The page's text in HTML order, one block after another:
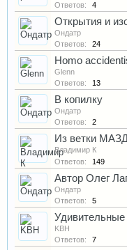
Ответов:
4
Открытия и
Ондатр
Ответов:
24
Homo
Glenn
Ответов:
13
В копилку
Ондатр
Ответов:
2
Из ветки
Владимир К
Ответов:
149
Автор Олег
Ондатр
Ответов:
5
Удивительные
KBH
Ответов:
7